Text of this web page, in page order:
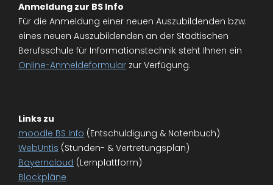
Anmeldung zur BS Info
Für die Anmeldung einer neuen Auszubildenden bzw.
eines neuen Auszubildenden an der Städtischen
Berufsschule für Informationstechnik steht Ihnen ein
Online-Anmeldeformular zur Verfügung.
Links zu
moodle BS Info (Entschuldigung & Notenbuch)
WebUntis (Stunden- & Vertretungsplan)
Bayerncloud (Lernplattform)
Blockpläne